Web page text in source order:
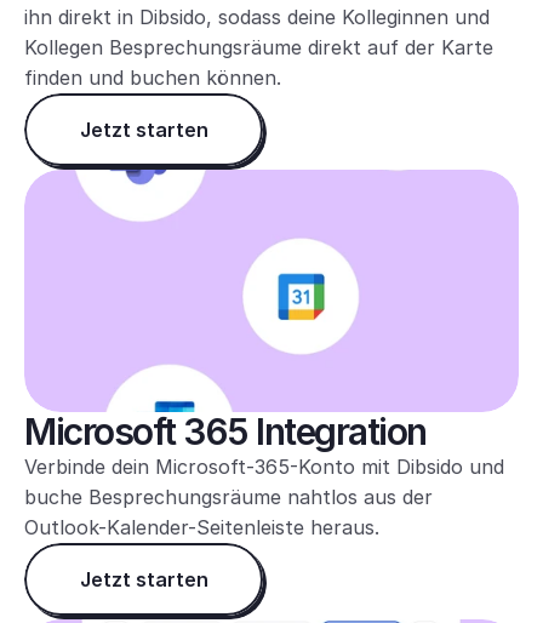
ihn direkt in Dibsido, sodass deine Kolleginnen und
Kollegen Besprechungsräume direkt auf der Karte
finden und buchen können.
Jetzt starten
Microsoft 365 Integration
Verbinde dein Microsoft-365-Konto mit Dibsido und
buche Besprechungsräume nahtlos aus der
Outlook-Kalender-Seitenleiste heraus.
Jetzt starten